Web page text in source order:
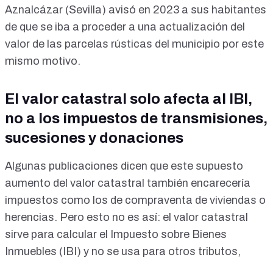
Aznalcázar (Sevilla) avisó en 2023 a sus habitantes
de que se iba a proceder a una actualización del
valor de las parcelas rústicas del municipio por este
mismo motivo.
El valor catastral solo afecta al IBI,
no a los impuestos de transmisiones,
sucesiones y donaciones
Algunas publicaciones dicen que este supuesto
aumento del valor catastral también encarecería
impuestos como los de compraventa de viviendas o
herencias. Pero esto no es así: el valor catastral
sirve para calcular el Impuesto sobre Bienes
Inmuebles (IBI) y no se usa para otros tributos,